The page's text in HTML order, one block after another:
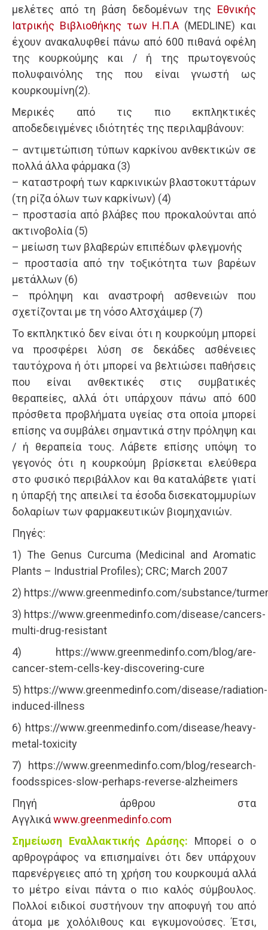
μελέτες από τη βάση δεδομένων της Εθνικής
Ιατρικής Βιβλιοθήκης των Η.Π.Α (MEDLINE) και
έχουν ανακαλυφθεί πάνω από 600 πιθανά οφέλη
της κουρκούμης και / ή της πρωτογενούς
πολυφαινόλης της που είναι γνωστή ως
κουρκουμίνη(2).
Μερικές από τις πιο εκπληκτικές
αποδεδειγμένες ιδιότητές της περιλαμβάνουν:
– αντιμετώπιση τύπων καρκίνου ανθεκτικών σε
πολλά άλλα φάρμακα (3)
– καταστροφή των καρκινικών βλαστοκυττάρων
(τη ρίζα όλων των καρκίνων) (4)
– προστασία από βλάβες που προκαλούνται από
ακτινοβολία (5)
– μείωση των βλαβερών επιπέδων φλεγμονής
– προστασία από την τοξικότητα των βαρέων
μετάλλων (6)
– πρόληψη και αναστροφή ασθενειών που
σχετίζονται με τη νόσο Αλτσχάιμερ (7)
Το εκπληκτικό δεν είναι ότι η κουρκούμη μπορεί
να προσφέρει λύση σε δεκάδες ασθένειες
ταυτόχρονα ή ότι μπορεί να βελτιώσει παθήσεις
που είναι ανθεκτικές στις συμβατικές
θεραπείες, αλλά ότι υπάρχουν πάνω από 600
πρόσθετα προβλήματα υγείας στα οποία μπορεί
επίσης να συμβάλει σημαντικά στην πρόληψη και
/ ή θεραπεία τους. Λάβετε επίσης υπόψη το
γεγονός ότι η κουρκούμη βρίσκεται ελεύθερα
στο φυσικό περιβάλλον και θα καταλάβετε γιατί
η ύπαρξή της απειλεί τα έσοδα δισεκατομμυρίων
δολαρίων των φαρμακευτικών βιομηχανιών.
Πηγές:
1) The Genus Curcuma (Medicinal and Aromatic
Plants – Industrial Profiles); CRC; March 2007
2) https://www.greenmedinfo.com/substance/
3) https://www.greenmedinfo.com/disease/cancers-
multi-drug-resistant
4) https://www.greenmedinfo.com/blog/are-
cancer-stem-cells-key-discovering-cure
5) https://www.greenmedinfo.com/disease/radiation-
induced-illness
6) https://www.greenmedinfo.com/disease/heavy-
metal-toxicity
7) https://www.greenmedinfo.com/blog/research-
foodsspices-slow-perhaps-reverse-alzheimers
Πηγή άρθρου στα
Αγγλικάwww.greenmedinfo.com
Σημείωση Εναλλακτικής Δράσης: Μπορεί ο ο
αρθρογράφος να επισημαίνει ότι δεν υπάρχουν
παρενέργειες από τη χρήση του κουρκουμά αλλά
το μέτρο είναι πάντα ο πιο καλός σύμβουλος.
Πολλοί ειδικοί συστήνουν την αποφυγή του από
άτομα με χολόλιθους και εγκυμονούσες. Έτσι,